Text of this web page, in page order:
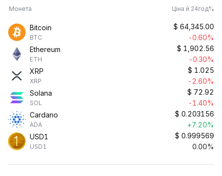
Монета Ціна й 24год%
Bitcoin
BTC
$ 64,345.00
-0.60%
Ethereum
ETH
$ 1,902.56
-0.30%
XRP
XRP
$ 1.025
-2.60%
Solana
SOL
$ 72.92
-1.40%
Cardano
ADA
$ 0.203156
+7.20%
USD1
USD1
$ 0.999569
0.00%